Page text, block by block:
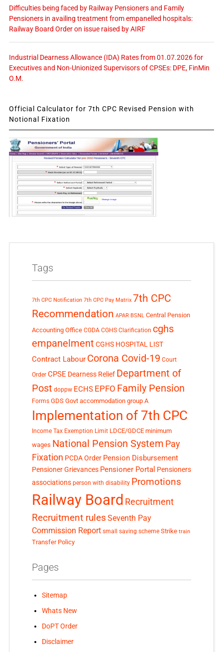
Difficulties being faced by Railway Pensioners and Family
Pensioners in availing treatment from empanelled hospitals:
Railway Board Order on issue raised by AIRF
Industrial Dearness Allowance (IDA) Rates from 01.07.2026 for
Executives and Non-Unionized Supervisors of CPSEs: DPE, FinMin
O.M.
Official Calculator for 7th CPC Revised Pension with
Notional Fixation
Tags
7th CPC Notification 7th CPC Pay Matrix 7th CPC
Recommendation APAR BSNL Central Pension
Accounting Office CGDA CGHS Clarification cghs
empanelment CGHS HOSPITAL LIST
Contract Labour Corona Covid-19 Court
Order CPSE Dearness Relief Department of
Post doppw ECHS EPFO Family Pension
Forms GDS Govt accommodation group A
Implementation of 7th CPC
Income Tax Exemption Limit LDCE/GDCE minimum
wages National Pension System Pay
Fixation PCDA Order Pension Disbursement
Pensioner Grievances Pensioner Portal Pensioners
associations person with disability Promotions
Railway Board Recruitment
Recruitment rules Seventh Pay
Commission Report small saving scheme Strike train
Transfer Policy
Pages
Sitemap
Whats New
DoPT Order
Disclaimer